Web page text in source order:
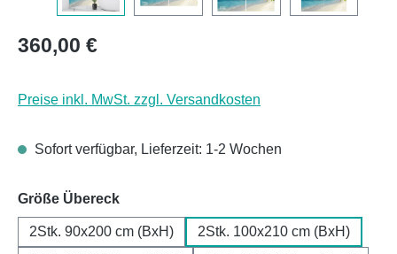
Regulärer Preis:
360,00 €
Preise inkl. MwSt. zzgl. Versandkosten
Sofort verfügbar, Lieferzeit: 1-2 Wochen
Größe Übereckauswählen
2Stk. 90x200 cm (BxH)
2Stk. 100x210 cm (BxH)